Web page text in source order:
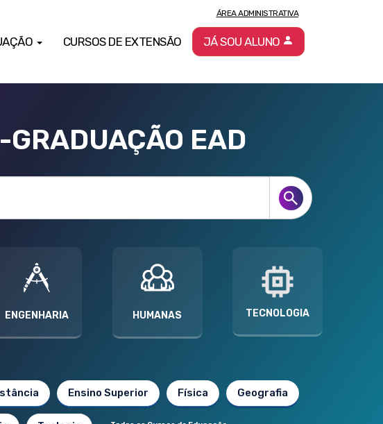
CURSOS DE EXTENSÃO
ÁREA ADMINISTRATIVA
JÁ SOU ALUNO
EAD
ENGENHARIA HUMANAS TECNOLOGIA
Ensino Superior Física Geografia